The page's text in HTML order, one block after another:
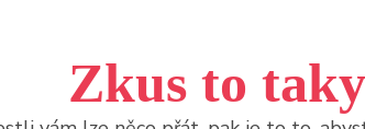
Zkus to taky